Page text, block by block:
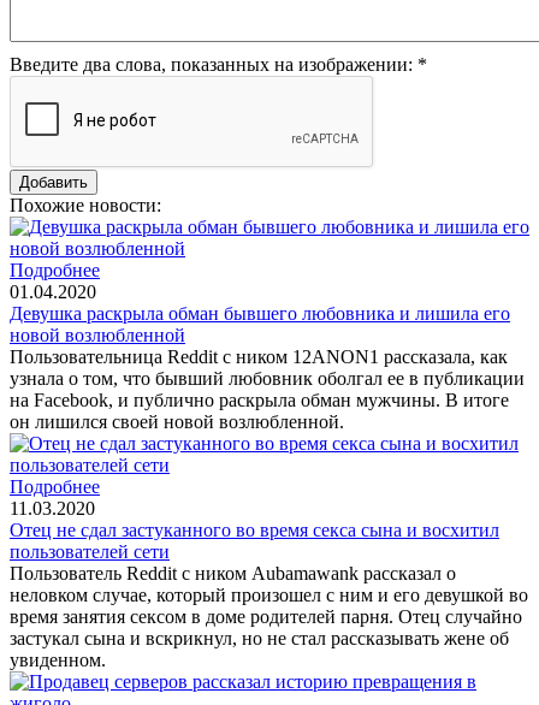
Введите два слова, показанных на изображении: *
Похожие новости:
Подробнее
01.04.2020
Девушка раскрыла обман бывшего любовника и лишила его
новой возлюбленной
Пользовательница Reddit с ником 12ANON1 рассказала, как
узнала о том, что бывший любовник оболгал ее в публикации
на Facebook, и публично раскрыла обман мужчины. В итоге
он лишился своей новой возлюбленной.
Подробнее
11.03.2020
Отец не сдал застуканного во время секса сына и восхитил
пользователей сети
Пользователь Reddit с ником Aubamawank рассказал о
неловком случае, который произошел с ним и его девушкой во
время занятия сексом в доме родителей парня. Отец случайно
застукал сына и вскрикнул, но не стал рассказывать жене об
увиденном.